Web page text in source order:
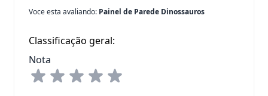
Voce esta avaliando: Painel de Parede Dinossauros
Classificação geral:
Nota